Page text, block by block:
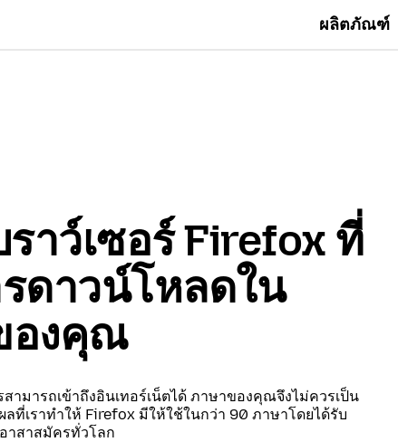
ผลิตภัณฑ์
ราว์เซอร์ Firefox ที่
ดาวน์โหลดใน
องคุณ
สามารถเข้าถึงอินเทอร์เน็ตได้ ภาษาของคุณจึงไม่ควรเป็น
ที่เราทำให้ Firefox มีให้ใช้ในกว่า 90 ภาษาโดยได้รับ
าสาสมัครทั่วโลก